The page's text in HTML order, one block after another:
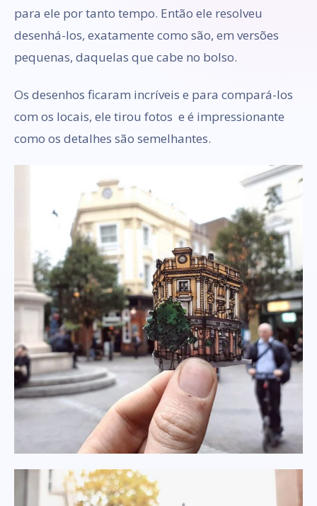
para ele por tanto tempo. Então ele resolveu
desenhá-los, exatamente como são, em versões
pequenas, daquelas que cabe no bolso.
Os desenhos ficaram incríveis e para compará-los
com os locais, ele tirou fotos e é impressionante
como os detalhes são semelhantes.